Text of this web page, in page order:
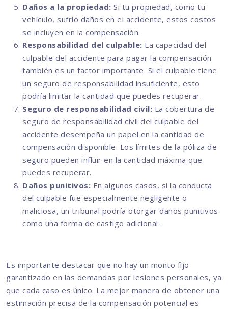
Daños a la propiedad: Si tu propiedad, como tu
vehículo, sufrió daños en el accidente, estos costos
se incluyen en la compensación.
Responsabilidad del culpable: La capacidad del
culpable del accidente para pagar la compensación
también es un factor importante. Si el culpable tiene
un seguro de responsabilidad insuficiente, esto
podría limitar la cantidad que puedes recuperar.
Seguro de responsabilidad civil: La cobertura de
seguro de responsabilidad civil del culpable del
accidente desempeña un papel en la cantidad de
compensación disponible. Los límites de la póliza de
seguro pueden influir en la cantidad máxima que
puedes recuperar.
Daños punitivos: En algunos casos, si la conducta
del culpable fue especialmente negligente o
maliciosa, un tribunal podría otorgar daños punitivos
como una forma de castigo adicional.
Es importante destacar que no hay un monto fijo
garantizado en las demandas por lesiones personales, ya
que cada caso es único. La mejor manera de obtener una
estimación precisa de la compensación potencial es